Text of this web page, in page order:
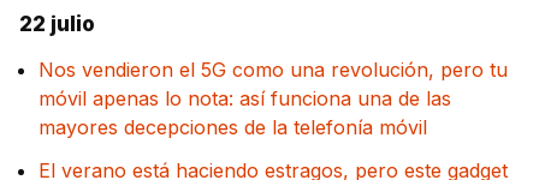
22 julio
Nos vendieron el 5G como una revolución, pero tu
móvil apenas lo nota: así funciona una de las
mayores decepciones de la telefonía móvil
El verano está haciendo estragos, pero este gadget